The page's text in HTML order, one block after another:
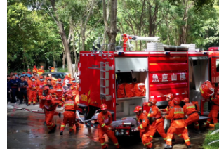
科技 科创 量子
文化 书画 健康
访谈 视频 图片
法律 中央文件 金融
食品 人居 信息化